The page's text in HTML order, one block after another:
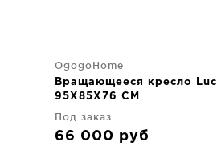
OgogoHome
Вращающееся кресло
95X85X76 CM
Под заказ
66 000 руб